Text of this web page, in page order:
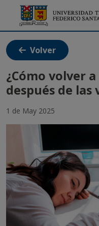
Volver
¿Cómo volver
después de las
1 de May 2025